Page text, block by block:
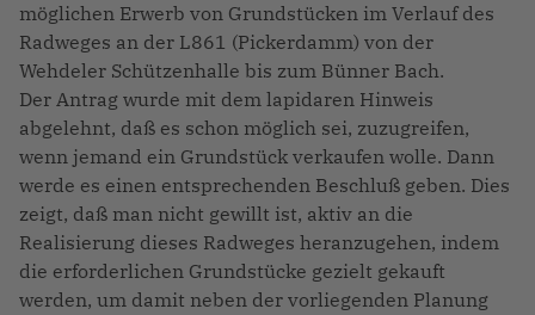
möglichen Erwerb von Grundstücken im Verlauf des
Radweges an der L861 (Pickerdamm) von der
Wehdeler Schützenhalle bis zum Bünner Bach.
Der Antrag wurde mit dem lapidaren Hinweis
abgelehnt, daß es schon möglich sei, zuzugreifen,
wenn jemand ein Grundstück verkaufen wolle. Dann
werde es einen entsprechenden Beschluß geben. Dies
zeigt, daß man nicht gewillt ist, aktiv an die
Realisierung dieses Radweges heranzugehen, indem
die erforderlichen Grundstücke gezielt gekauft
werden, um damit neben der vorliegenden Planung